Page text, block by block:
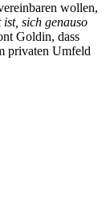
wollen,
sich genauso
Goldin, dass
privaten Umfeld